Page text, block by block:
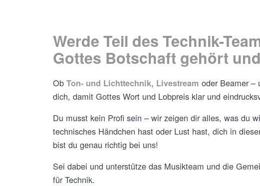
Werde Teil des Technik-
Gottes Botschaft gehört
Ob Ton- und Lichttechnik, Livestream oder Beamer –
dich, damit Gottes Wort und Lobpreis klar und
Du musst kein Profi sein – wir zeigen dir alles, was du
technisches Händchen hast oder Lust hast, dich in
bist du genau richtig bei uns!
Sei dabei und unterstütze das Musikteam und die
für Technik.